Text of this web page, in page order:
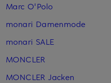
Marc O'Polo
monari Damenmode
monari SALE
MONCLER
MONCLER Jacken